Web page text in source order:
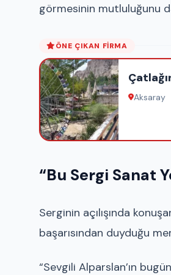
görmesinin mutluluğunu
ÖNE ÇIKAN FIRMA
Aksaray
“Bu Sergi Sanat
Serginin açılışında
başarısından duyduğu
“Sevgili Alparslan’ın